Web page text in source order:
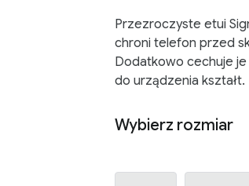
Przezroczyste etui
chroni telefon przed
Dodatkowo cechuje
do urządzenia kształt.
Wybierz rozmiar